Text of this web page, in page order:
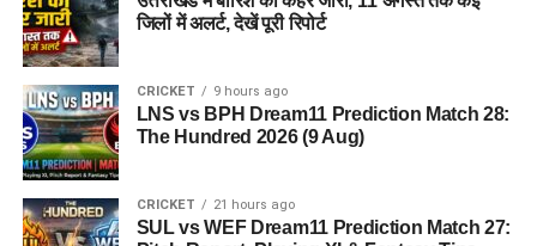
जिलों में अलर्ट, देखें पूरी रिपोर्ट
CRICKET 9 hours ago
LNS vs BPH Dream11 Prediction Match 28:
The Hundred 2026 (9 Aug)
CRICKET 21 hours ago
SUL vs WEF Dream11 Prediction Match 27: